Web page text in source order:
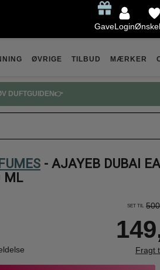
GaveLogin
ØVRIGE TILBUD MÆRKER
DUFTGUIDEN👉
- AJAYEB DUBAI
ML
SET TIL
Fragt